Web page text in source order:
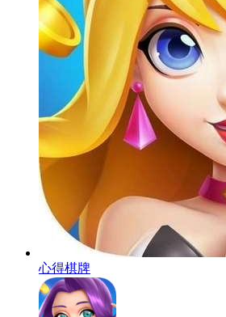
心得棋牌